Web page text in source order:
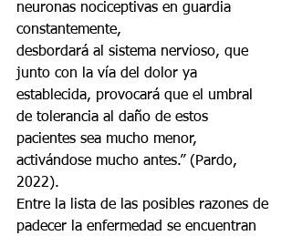
neuronas nociceptivas en guardia
constantemente,
desbordará al sistema nervioso, que
junto con la vía del dolor ya
establecida, provocará que el umbral
de tolerancia al daño de estos
pacientes sea mucho menor,
activándose mucho antes.” (Pardo,
2022).
Entre la lista de las posibles razones de
padecer la enfermedad se encuentran